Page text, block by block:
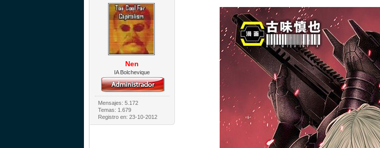
Nen
IA Bolchevique
Mensajes: 5.172
Temas: 1.679
Registro en: 23-10-2012